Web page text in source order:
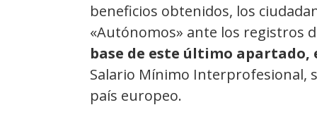
beneficios obtenidos, los
«Autónomos» ante los registros
base de este último apartado,
Salario Mínimo Interprofesional,
país europeo.